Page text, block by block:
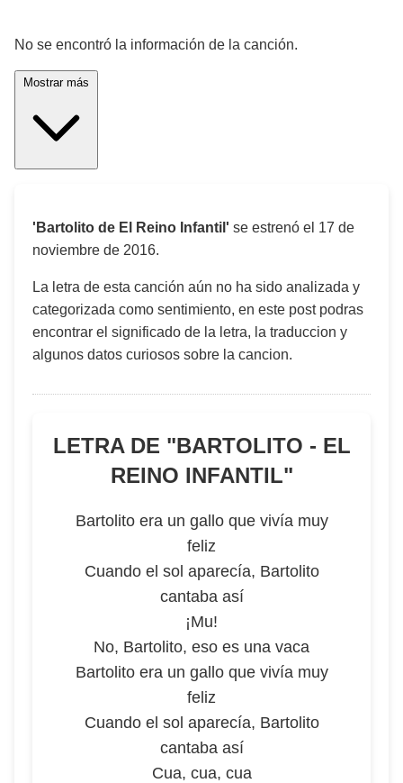
No se encontró la información de la canción.
'Bartolito de El Reino Infantil' se estrenó el 17 de
noviembre de 2016.
La letra de esta canción aún no ha sido analizada y
categorizada como sentimiento, en este post podras
encontrar el significado de la letra, la traduccion y
algunos datos curiosos sobre la cancion.
LETRA DE "BARTOLITO - EL
REINO INFANTIL"
Bartolito era un gallo que vivía muy
feliz
Cuando el sol aparecía, Bartolito
cantaba así
¡Mu!
No, Bartolito, eso es una vaca
Bartolito era un gallo que vivía muy
feliz
Cuando el sol aparecía, Bartolito
cantaba así
Cua, cua, cua